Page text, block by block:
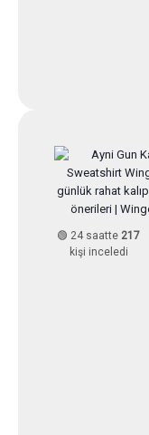
🟢 24 saatte 217
kişi inceledi